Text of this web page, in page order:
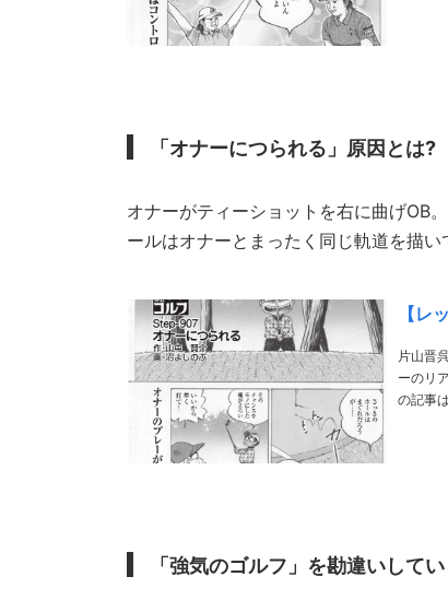
「オナーにつられる」原因とは?
オナーがティーショットを右に曲げOB
ールはオナーとまったく同じ軌道を描
【レ
片山晋
ーのリアルな悩みや
「強気のゴルフ」を勘違いして